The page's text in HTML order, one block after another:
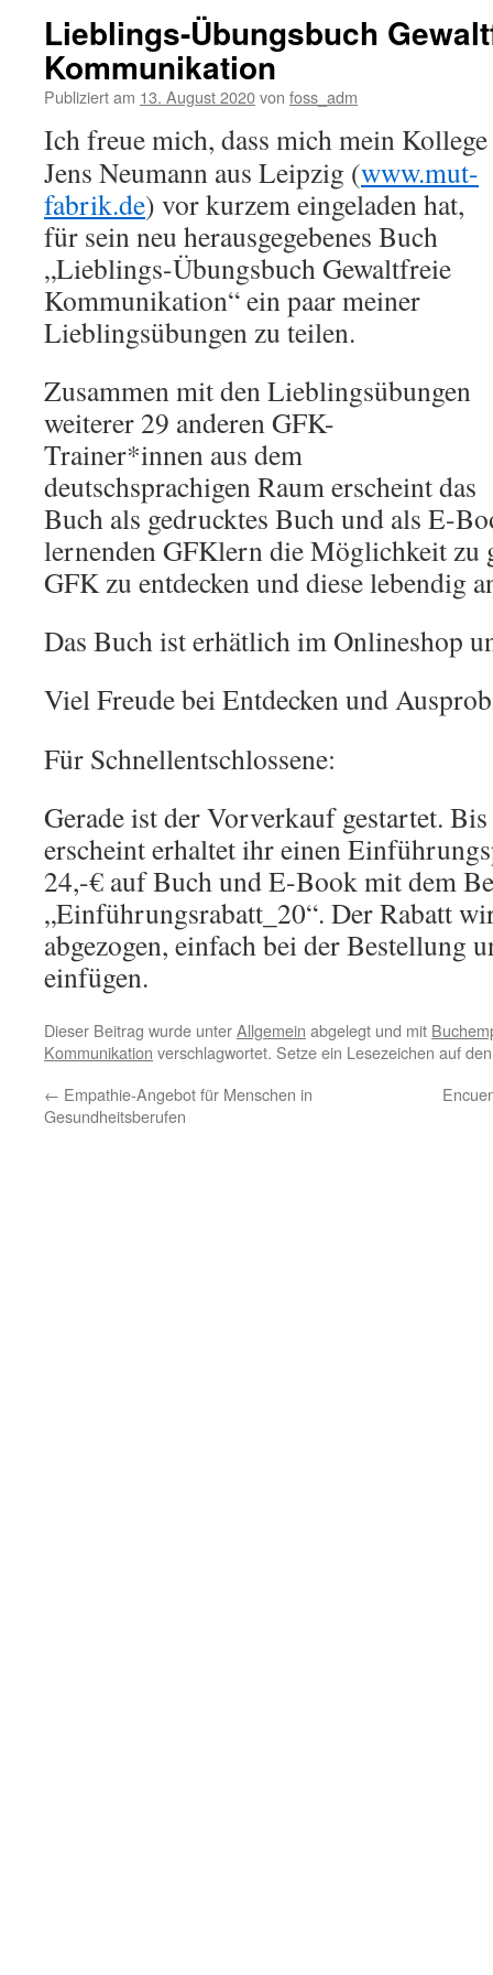
Lieblings-Übungsbuch
Kommunikation
Publiziert am 13. August 2020von foss_adm
Ich freue mich, dass mich mein Kollege
Jens Neumann aus Leipzig (www.mut-
fabrik.de) vor kurzem eingeladen hat,
für sein neu herausgegebenes Buch
„Lieblings-Übungsbuch Gewaltfreie
Kommunikation“ ein paar meiner
Lieblingsübungen zu teilen.
Zusammen mit den Lieblingsübungen
weiterer 29 anderen GFK-
Trainer*innen aus dem
deutschsprachigen Raum erscheint das
Buch als gedrucktes Buch und als E-
lernenden GFKlern die Möglichkeit zu
GFK zu entdecken und diese lebendig
Das Buch ist erhätlich im Onlineshop
Viel Freude bei Entdecken und
Für Schnellentschlossene:
Gerade ist der Vorverkauf gestartet.
erscheint erhaltet ihr einen
24,-€ auf Buch und E-Book mit dem
„Einführungsrabatt_20“. Der Rabatt
abgezogen, einfach bei der Bestellung
einfügen.
Dieser Beitrag wurde unterAllgemein abgelegt und mit
Kommunikation verschlagwortet. Setze ein Lesezeichen auf
← Empathie-Angebot für Menschen in
Gesundheitsberufen